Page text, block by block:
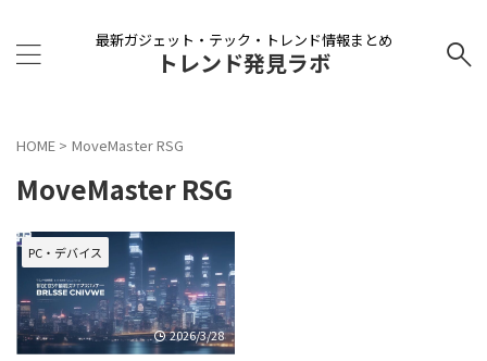
最新ガジェット・テック・トレンド情報まとめ
トレンド発見ラボ
HOME > MoveMaster RSG
MoveMaster RSG
PC・デバイス
2026/3/28